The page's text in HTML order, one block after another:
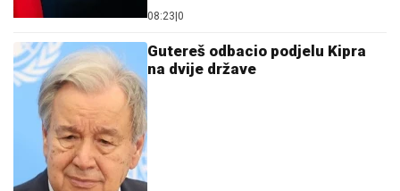
08:23 0
Gutereš odbacio podjelu Kipra
na dvije države